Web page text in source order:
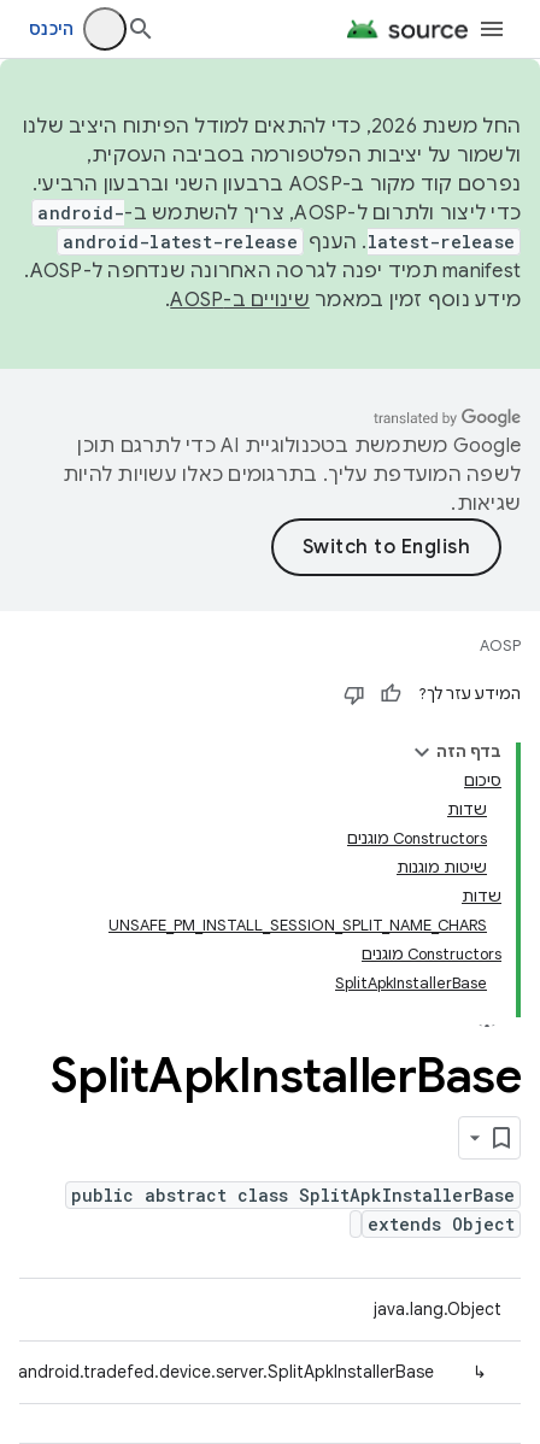
היכנס
החל משנת 2026, כדי להתאים למודל הפיתוח היציב שלנו
ולשמור על יציבות הפלטפורמה בסביבה העסקית,
נפרסם קוד מקור ב-AOSP ברבעון השני וברבעון הרביעי.
כדי ליצור ולתרום ל-AOSP, צריך להשתמש ב-
android-
latest-release. הענף android-latest-release
manifest תמיד יפנה לגרסה האחרונה שנדחפה ל-AOSP.
מידע נוסף זמין במאמר שינויים ב-AOSP .
‫Google משתמשת בטכנולוגיית AI כדי לתרגם תוכן
לשפה המועדפת עליך. בתרגומים כאלו עשויות להיות
שגיאות.
AOSP
המידע עזר לך?
בדף הזה
סיכום
שדות
‫Constructors מוגנים
שיטות מוגנות
שדות
UNSAFE_PM_INSTALL_SESSION_SPLIT_NAME_CHARS
‫Constructors מוגנים
SplitApkInstallerBase
SplitApkInstallerBase
public abstract class SplitApkInstallerBase
extends Object
java.lang.Object
↳